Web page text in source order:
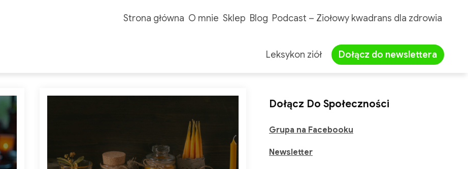
Strona główna O mnie Sklep Blog Podcast – Ziołowy kwadrans dla zdrowia
Leksykon ziół Dołącz do newslettera
Dołącz Do Społeczności
Grupa na Facebooku
Newsletter